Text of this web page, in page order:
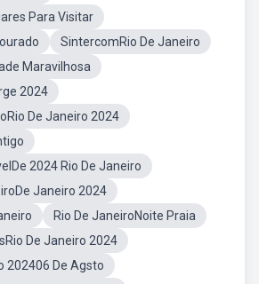
Para Visitar
SintercomRio De Janeiro
Maravilhosa
2024
De Janeiro 2024
2024 Rio De Janeiro
Janeiro 2024
Rio De JaneiroNoite Praia
De Janeiro 2024
202406 De Agsto